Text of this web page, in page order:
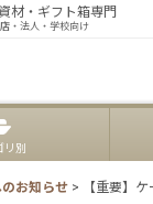
資材・ギフト箱専門
・法人・学校向け
リ別
お知らせ > 【重要】